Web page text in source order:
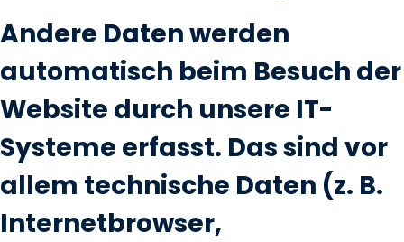
Andere Daten werden
automatisch beim Besuch der
Website durch unsere IT-
Systeme erfasst. Das sind vor
allem technische Daten (z. B.
Internetbrowser,